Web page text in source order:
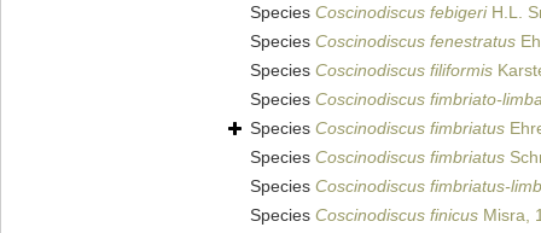
Species Coscinodiscus febigeriH.L.
Species Coscinodiscus fenestratus
Species Coscinodiscus filiformis
Species Coscinodiscus fimbriato-
Species Coscinodiscus fimbriatus
Species Coscinodiscus fimbriatus
Species Coscinodiscus fimbriatus-
Species Coscinodiscus finicus Misra,